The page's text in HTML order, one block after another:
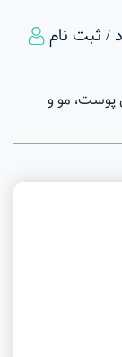
/ ثبت نام
پوست، مو و